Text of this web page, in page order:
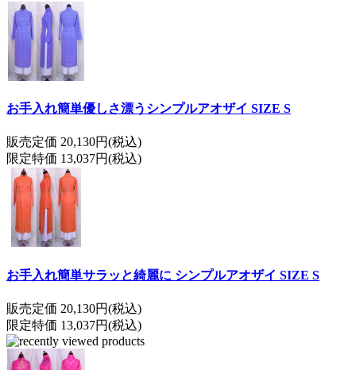
お手入れ簡単優しさ漂うシンプルアオザイ SIZE S
販売定価 20,130円(税込)
限定特価 13,037円(税込)
お手入れ簡単サラッと綺麗に シンプルアオザイ SIZE S
販売定価 20,130円(税込)
限定特価 13,037円(税込)